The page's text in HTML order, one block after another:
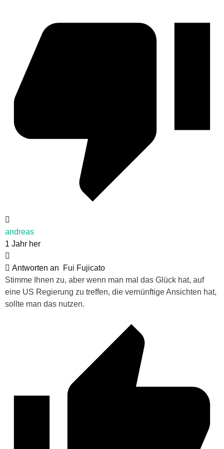
andreas
1 Jahr her
Antworten an
Fui Fujicato
Stimme Ihnen zu, aber wenn man mal das Glück hat, auf
eine US Regierung zu treffen, die vernünftige Ansichten hat,
sollte man das nutzen.